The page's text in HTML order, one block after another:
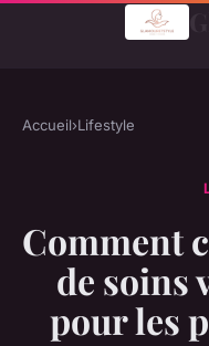
Accueil›Lifestyle
Comment
de soins
pour les